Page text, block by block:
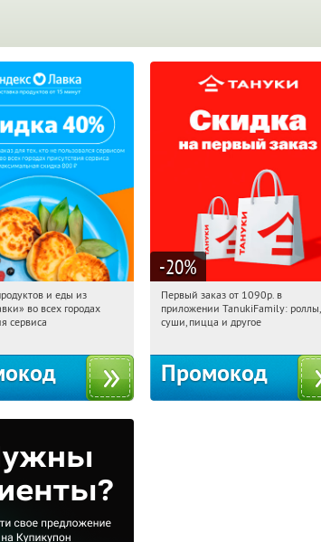
Получили:
и еды из
во всех городах
сервиса
-20%
21:18:14 Получили:
Россия
Первый заказ от 1090р. в
приложении TanukiFamily: роллы,
суши, пицца и другое
Промокод